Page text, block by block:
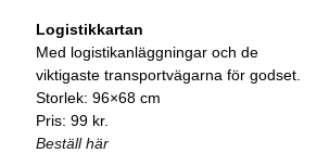
Logistikkartan
Med logistikanläggningar och de
viktigaste transportvägarna för godset.
Storlek: 96×68 cm
Pris: 99 kr.
Beställ här